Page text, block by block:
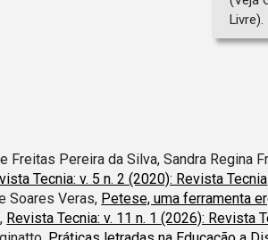
Livre).
Freitas Pereira da Silva, Sandra Regina
Tecnia: v. 5 n. 2 (2020): Revista Tecnia
Soares Veras, Petese, uma ferramenta
, Revista Tecnia: v. 11 n. 1 (2026): Revista